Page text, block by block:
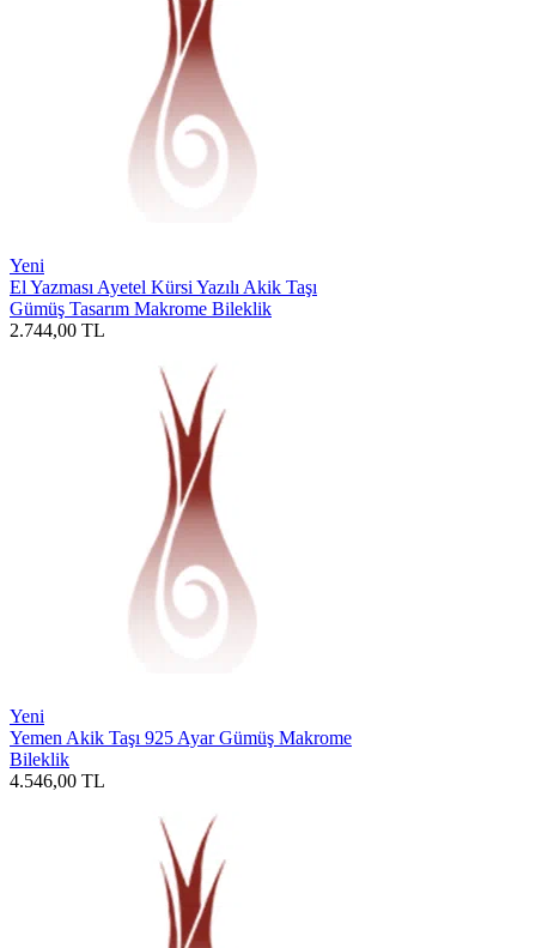
Yeni
El Yazması Ayetel Kürsi Yazılı Akik Taşı
Gümüş Tasarım Makrome Bileklik
2.744,00 TL
Yeni
Yemen Akik Taşı 925 Ayar Gümüş Makrome
Bileklik
4.546,00 TL